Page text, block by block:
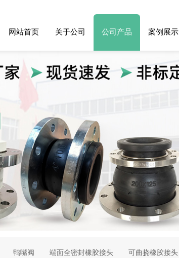
网站首页 关于公司 公司产品 案例展示
可曲挠橡胶接头
端面全密封橡胶接头
鸭嘴阀